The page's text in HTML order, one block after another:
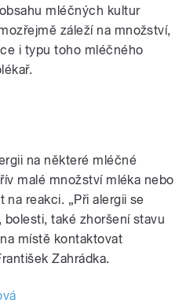
mléčných kultur
záleží na množství,
i typu toho mléčného
na některé mléčné
malé množství mléka nebo
reakci. „Při alergii se
také zhoršení stavu
místě kontaktovat
Zahrádka.